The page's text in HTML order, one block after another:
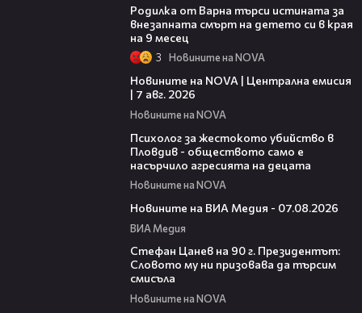
Родилка от Варна търси истината за
внезапната смърт на детето си в края
на 9 месец
3 Новините на NOVA
Новините на NOVA | Централна емисия
| 7 авг. 2026
Новините на NOVA
Психолог за жестокото убийство в
Пловдив - обществото само е
насърчило агресията на децата
Новините на NOVA
Новините на ВИА Медия - 07.08.2026
ВИА Медия
Стефан Цанев на 90 г. Президентът:
Словото му ни призовава да търсим
смисъла
Новините на NOVA